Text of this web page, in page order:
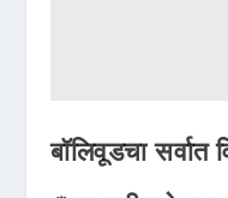
बॉलिवूडचा सर्वात